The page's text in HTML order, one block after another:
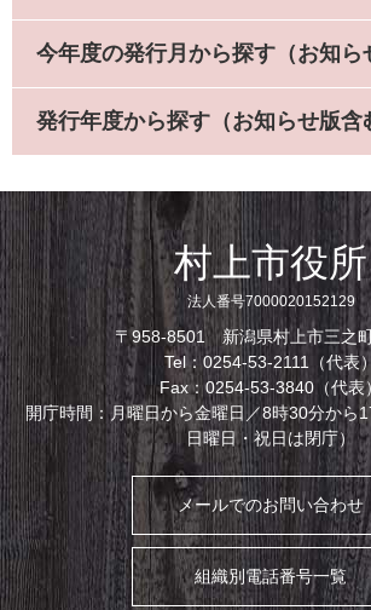
今年度の発行月から探す（お知ら
発行年度から探す（お知らせ版含
村上市役所
法人番号7000020152129
〒958-8501 新潟県村上市三之
Tel：0254-53-2111（代表
Fax：0254-53-3840（代表）
開庁時間：月曜日から金曜日／8時30分から
日曜日・祝日は閉庁）
メールでのお問い合わせ
組織別電話番号一覧